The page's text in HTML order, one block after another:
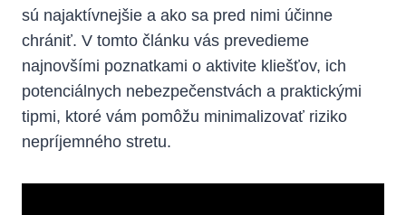
⁣sú najaktívnejšie a​ ako sa pred nimi ‍účinne
chrániť.‍ V tomto článku vás prevedieme
najnovšími​ poznatkami o aktivite kliešťov,⁢ ich
potenciálnych nebezpečenstvách a praktickými
tipmi, ktoré vám pomôžu minimalizovať riziko
nepríjemného stretu.